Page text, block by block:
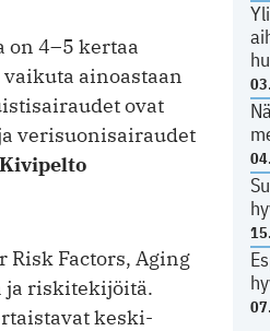
4–5 kertaa
ainoastaan
ovat
verisuonisairaudet
Risk Factors, Aging
ja riskitekijöitä.
keski-